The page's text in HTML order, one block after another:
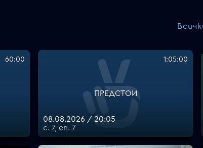
60:00
ПРЕДСТОИ
1:05:00
08.08.2026 / 20:05
с. 7, еп. 7